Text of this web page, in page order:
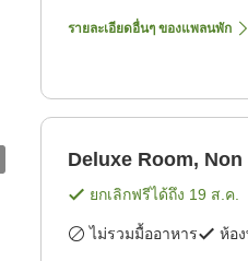
รายละเอียดอื่นๆ ของแพลนพัก
Deluxe Room,
ยกเลิกฟรีได้ถึง 19 ส.ค.
ไม่รวมมื้ออาหาร ห้อ